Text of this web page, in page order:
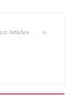
Articles
0